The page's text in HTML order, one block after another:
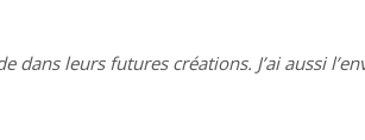
leurs futures créations. J’ai aussi